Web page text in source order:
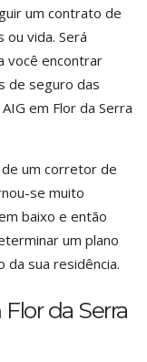
um contrato de
vida. Será
você encontrar
de seguro das
em Flor da Serra
um corretor de
se muito
baixo e então
um plano
da sua residência.
da Serra